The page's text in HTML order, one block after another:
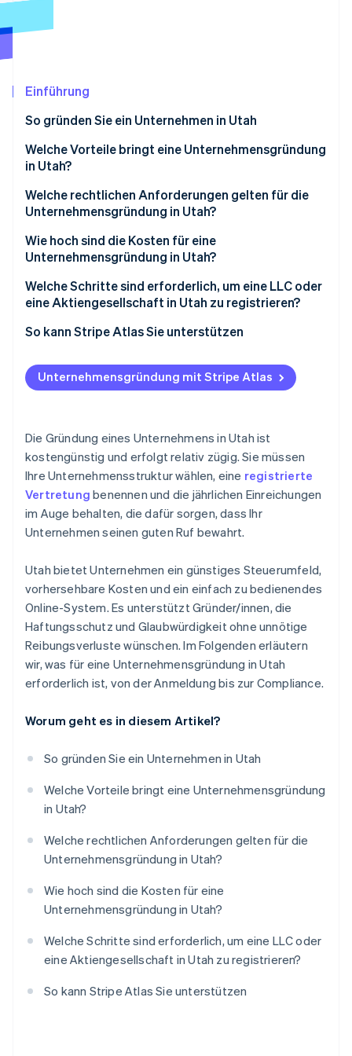
Betrugsprävention
Atlas
Erfahren Sie, wie Stripe Lösungen für die
Jetzt ansehen
Einführung
So gründen Sie ein Unternehmen in Utah
Welche Vorteile bringt eine Unternehmensgründung
in Utah?
Welche rechtlichen Anforderungen gelten für die
Unternehmensgründung in Utah?
Registrierte Vertretung
Gründungsdokumente
Interne Formalitäten
Kontinuierliche Compliance
Wie hoch sind die Kosten für eine
Unternehmensgründung in Utah?
Welche Schritte sind erforderlich, um eine LLC oder
eine Aktiengesellschaft in Utah zu registrieren?
Legen Sie Ihre Unternehmensstruktur fest
Wählen Sie einen Unternehmensnamen
Benennung einer registrierten Vertretung
Interne Vereinbarungen erstellen
Staatliche Steuerkonten registrieren
Lokale Lizenzen und Genehmigungen einholen
Jährliche Anforderungen erfüllen
So kann Stripe Atlas Sie unterstützen
Gründen mit Atlas
Zahlungen und Bankgeschäfte vor Erhalt der EIN
Automatische Einreichung des 83(b)-Steuerantrags
Erstklassige juristische Unternehmensdokumente
Ein Jahr Stripe Payments gratis, plus 50.000 $ in
Partnerguthaben
Unternehmensgründung mit Stripe Atlas
Die Gründung eines Unternehmens in Utah ist
kostengünstig und erfolgt relativ zügig. Sie müssen
Ihre Unternehmensstruktur wählen, eine registrierte
Vertretung benennen und die jährlichen Einreichungen
im Auge behalten, die dafür sorgen, dass Ihr
Unternehmen seinen guten Ruf bewahrt.
Utah bietet Unternehmen ein günstiges Steuerumfeld,
vorhersehbare Kosten und ein einfach zu bedienendes
Online-System. Es unterstützt Gründer/innen, die
Haftungsschutz und Glaubwürdigkeit ohne unnötige
Reibungsverluste wünschen. Im Folgenden erläutern
wir, was für eine Unternehmensgründung in Utah
erforderlich ist, von der Anmeldung bis zur Compliance.
Worum geht es in diesem Artikel?
So gründen Sie ein Unternehmen in Utah
Welche Vorteile bringt eine Unternehmensgründung
in Utah?
Welche rechtlichen Anforderungen gelten für die
Unternehmensgründung in Utah?
Wie hoch sind die Kosten für eine
Unternehmensgründung in Utah?
Welche Schritte sind erforderlich, um eine LLC oder
eine Aktiengesellschaft in Utah zu registrieren?
So kann Stripe Atlas Sie unterstützen